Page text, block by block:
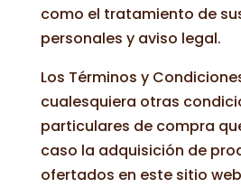
como el tratamiento de
personales y aviso legal.
Los Términos y
cualesquiera otras
particulares de compra
caso la adquisición de
ofertados en este sitio